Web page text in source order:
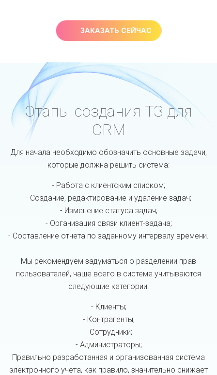
ЗАКАЗАТЬ СЕЙЧАС
Этапы создания ТЗ для
CRM
Для начала необходимо обозначить основные задачи,
которые должна решить система:
- Работа с клиентским списком;
- Создание, редактирование и удаление задач;
- Изменение статуса задач;
- Организация связи клиент-задача;
- Составление отчета по заданному интервалу времени.
Мы рекомендуем задуматься о разделении прав
пользователей, чаще всего в системе учитываются
следующие категории:
- Клиенты;
- Контрагенты;
- Сотрудники;
- Администраторы;
Правильно разработанная и организованная система
электронного учёта, как правило, значительно снижает